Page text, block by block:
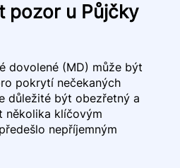
pozor u Půjčky
dovolené (MD) může být
pokrytí nečekaných
důležité být obezřetný a
několika klíčovým
nepříjemným